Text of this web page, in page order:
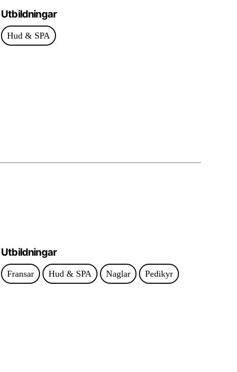
Utbildningar
Hud & SPA
Utbildningar
Fransar Hud & SPA Naglar Pedikyr